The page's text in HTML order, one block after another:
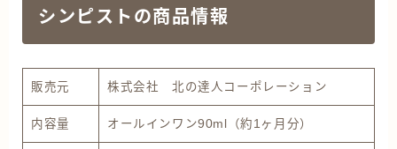
シンピストの商品情報
販売元 株式会社 北の達人コーポレーション
内容量 オールインワン90ml（約1ヶ月分）